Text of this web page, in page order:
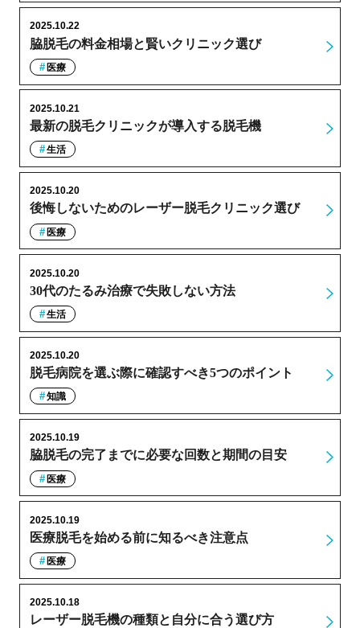
脇脱毛の料金相場と賢いクリニック選び
2025.10.22
医療
最新の脱毛クリニックが導入する脱毛機
2025.10.21
生活
後悔しないためのレーザー脱毛クリニック選び
2025.10.20
医療
30代のたるみ治療で失敗しない方法
2025.10.20
生活
脱毛病院を選ぶ際に確認すべき5つのポイント
2025.10.20
知識
脇脱毛の完了までに必要な回数と期間の目安
2025.10.19
医療
医療脱毛を始める前に知るべき注意点
2025.10.19
医療
レーザー脱毛機の種類と自分に合う選び方
2025.10.18